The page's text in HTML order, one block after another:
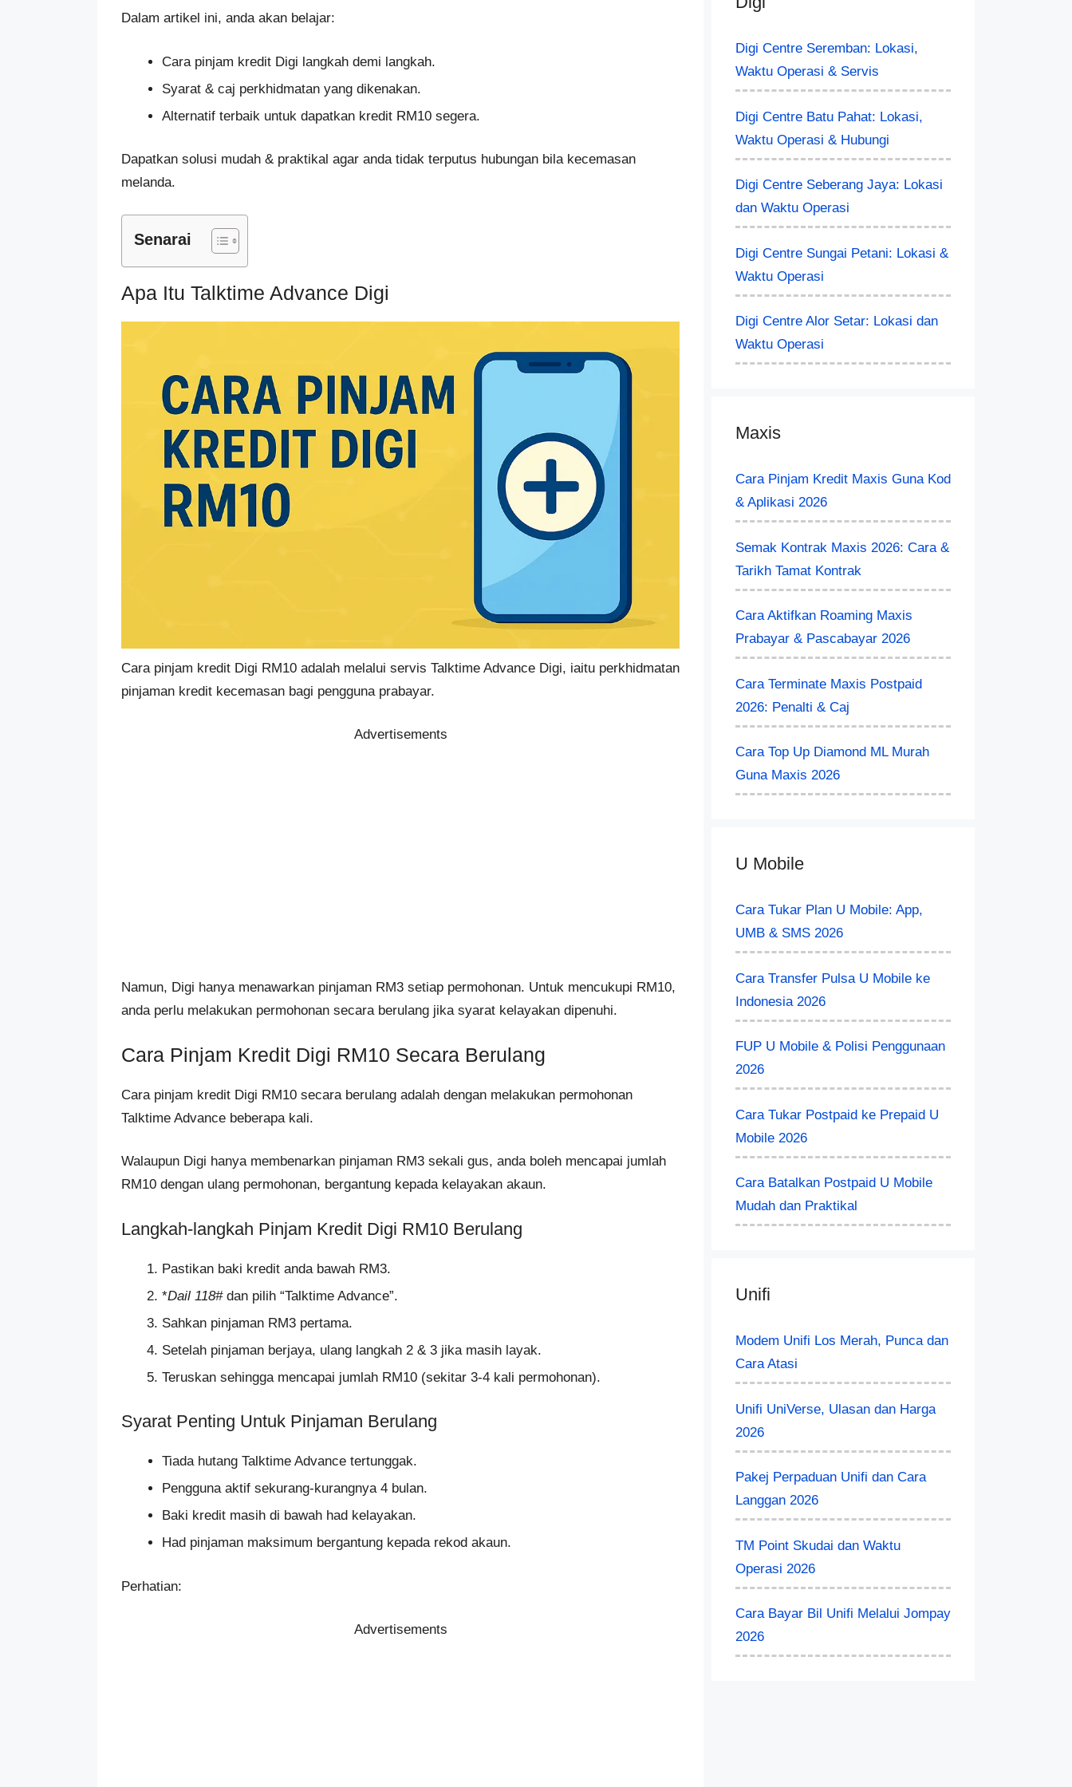
Dalam artikel ini, anda akan belajar:
Cara pinjam kredit Digi langkah demi langkah.
Syarat & caj perkhidmatan yang dikenakan.
Alternatif terbaik untuk dapatkan kredit RM10 segera.
Dapatkan solusi mudah & praktikal agar anda tidak terputus hubungan bila kecemasan
melanda.
Senarai
Apa Itu Talktime Advance Digi
Cara pinjam kredit Digi RM10 adalah melalui servis Talktime Advance Digi, iaitu perkhidmatan
pinjaman kredit kecemasan bagi pengguna prabayar.
Advertisements
Namun, Digi hanya menawarkan pinjaman RM3 setiap permohonan. Untuk mencukupi RM10,
anda perlu melakukan permohonan secara berulang jika syarat kelayakan dipenuhi.
Cara Pinjam Kredit Digi RM10 Secara Berulang
Cara pinjam kredit Digi RM10 secara berulang adalah dengan melakukan permohonan
Talktime Advance beberapa kali.
Walaupun Digi hanya membenarkan pinjaman RM3 sekali gus, anda boleh mencapai jumlah
RM10 dengan ulang permohonan, bergantung kepada kelayakan akaun.
Langkah-langkah Pinjam Kredit Digi RM10 Berulang
Pastikan baki kredit anda bawah RM3.
*Dail 118#dan pilih “Talktime Advance”.
Sahkan pinjaman RM3 pertama.
Setelah pinjaman berjaya, ulang langkah 2 & 3 jika masih layak.
Teruskan sehingga mencapai jumlah RM10 (sekitar 3-4 kali permohonan).
Syarat Penting Untuk Pinjaman Berulang
Tiada hutang Talktime Advance tertunggak.
Pengguna aktif sekurang-kurangnya 4 bulan.
Baki kredit masih di bawah had kelayakan.
Had pinjaman maksimum bergantung kepada rekod akaun.
Perhatian:
Advertisements
Digi Centre Seremban: Lokasi,
Waktu Operasi & Servis
Digi Centre Batu Pahat: Lokasi,
Waktu Operasi & Hubungi
Digi Centre Seberang Jaya: Lokasi
dan Waktu Operasi
Digi Centre Sungai Petani: Lokasi &
Waktu Operasi
Digi Centre Alor Setar: Lokasi dan
Waktu Operasi
Maxis
Cara Pinjam Kredit Maxis Guna Kod
& Aplikasi 2026
Semak Kontrak Maxis 2026: Cara &
Tarikh Tamat Kontrak
Cara Aktifkan Roaming Maxis
Prabayar & Pascabayar 2026
Cara Terminate Maxis Postpaid
2026: Penalti & Caj
Cara Top Up Diamond ML Murah
Guna Maxis 2026
U Mobile
Cara Tukar Plan U Mobile: App,
UMB & SMS 2026
Cara Transfer Pulsa U Mobile ke
Indonesia 2026
FUP U Mobile & Polisi Penggunaan
2026
Cara Tukar Postpaid ke Prepaid U
Mobile 2026
Cara Batalkan Postpaid U Mobile
Mudah dan Praktikal
Unifi
Modem Unifi Los Merah, Punca dan
Cara Atasi
Unifi UniVerse, Ulasan dan Harga
2026
Pakej Perpaduan Unifi dan Cara
Langgan 2026
TM Point Skudai dan Waktu
Operasi 2026
Cara Bayar Bil Unifi Melalui Jompay
2026